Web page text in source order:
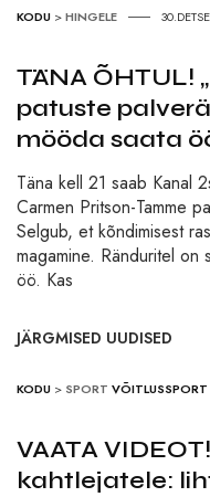
KODU >HINGELE
TÄNA ÕHTUL!
patuste
mööda saata
Täna kell 21 saab Kanal
Carmen Pritson-Tamme
Selgub, et kõndimisest
magamine. Ränduritel on
öö. Kas
JÄRGMISED UUDISED
KODU > SPORT VÕITLUSSPORT
VAATA
kahtlejatele: